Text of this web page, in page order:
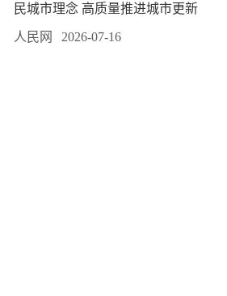
民城市理念 高质量推进城市更新
人民网 2026-07-16